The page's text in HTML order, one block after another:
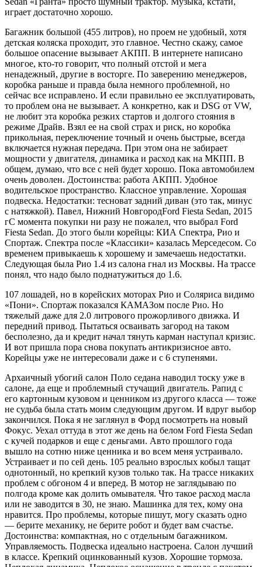
играет достаточно хорошо.
Багажник большой (455 литров), но проем не удобный, хотя
детская коляска проходит, это главное. Честно скажу, самое
большое опасение вызывает АКПП. В интернете написано
многое, кто-то говорит, что полный отстой и мега
ненадежный, другие в восторге. По заверению менеджеров,
коробка раньше и правда была немного проблемной, но
сейчас все исправлено. И если правильно ее эксплуатировать,
то проблем она не вызывает. А конкретно, как и DSG от VW,
не любит эта коробка резких стартов и долгого стояния в
режиме Драйв. Взял ее на свой страх и риск, но коробка
прикольная, переключение точный и очень быстрые, всегда
включается нужная передача. При этом она не забирает
мощности у двигателя, динамика и расход как на МКПП. В
общем, думаю, что все с ней будет хорошо. Пока автомобилем
очень доволен. Достоинства: работа АКПП. Удобное
водительское пространство. Классное управление. Хорошая
подвеска. Недостатки: тесноват задний диван (это так, минус
с натяжкой). Павел, Нижний НовгородFord Fiesta Sedan, 2015
гС момента покупки ни разу не пожалел, что выбрал Ford
Fiesta Sedan. До этого были корейцы: КИА Спектра, Рио и
Спортаж. Спектра после «Классики» казалась Мерседесом. Со
временем привыкаешь к хорошему и замечаешь недостатки.
Следующая была Рио 1.4 из салона гнал из Москвы. На трассе
понял, что надо было поднатужиться до 1.6.
107 лошадей, но в корейских моторах Рио и Соляриса видимо
«Пони». Спортаж показался КАМАЗом после Рио. Но
тяжелый даже для 2.0 литрового прожорливого движка. И
передний привод. Пытаться осваивать загород на таком
бесполезно, да и кредит начал тянуть карман наступал кризис.
И вот пришла пора снова покупать антикризисное авто.
Корейцы уже не интересовали даже и с 6 ступенями.
Архаичный убогий салон Поло седана наводил тоску уже в
салоне, да еще и проблемный стучащий двигатель. Рапид с
его картонным кузовом и ценником из другого класса — тоже
не судьба была стать моим следующим другом. И вдруг выбор
закончился. Пока я не заглянул в Форд посмотреть на новый
Фокус. Уехал оттуда в этот же день на белом Ford Fiesta Sedan
с кучей подарков и еще с деньгами. Авто прошлого года
вышло на сотню ниже ценника и во всем меня устраивало.
Устраивает и по сей день. 105 реально взрослых кобыл тащат
однотонный, но крепкий кузов только так. На трассе никаких
проблем с обгоном 4 и вперед. В мотор не заглядываю по
полгода кроме как долить омывателя. Что такое расход масла
или не заводится в 30, не знаю. Машинка для тех, кому она
нравится. Про проблемы, которые пишут, могу сказать одно
— берите механику, не берите робот и будет вам счастье.
Достоинства: компактная, но с отдельным багажником.
Управляемость. Подвеска идеально настроена. Салон лучший
в классе. Крепкий оцинкованный кузов. Хорошие тормоза.